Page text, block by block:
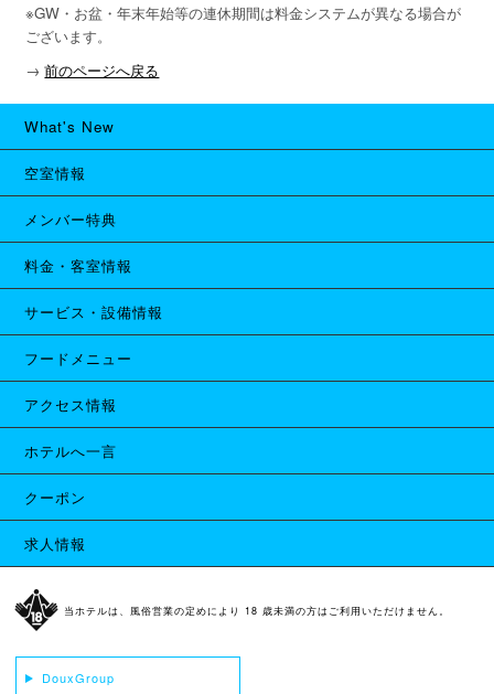
※GW・お盆・年末年始等の連休期間は料金システムが異なる場合が
ございます。
→ 前のページへ戻る
What's New
空室情報
メンバー特典
料金・客室情報
サービス・設備情報
フードメニュー
アクセス情報
ホテルへ一言
クーポン
求人情報
当ホテルは、風俗営業の定めにより 18 歳未満の方はご利用いただけません。
DouxGroup